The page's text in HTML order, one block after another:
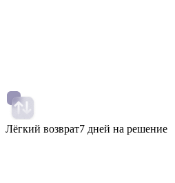
Лёгкий возврат7 дней на решение